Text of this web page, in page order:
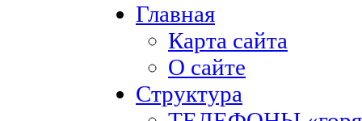
Главная
Карта сайта
О сайте
Структура